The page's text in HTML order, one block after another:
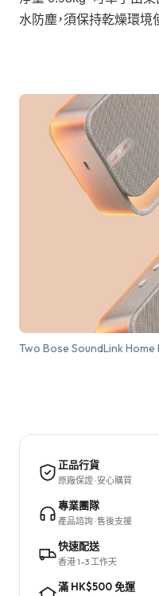
水防塵，須保持乾燥環境
Two Bose SoundLink
正品行貨
原廠保證 · 安心購買
專業團隊
產品諮詢 · 售後支援
快速配送
香港 1–3 工作天
滿 HK$500 免運